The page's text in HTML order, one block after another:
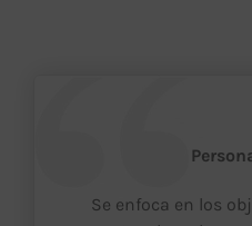
Se enfoca en los